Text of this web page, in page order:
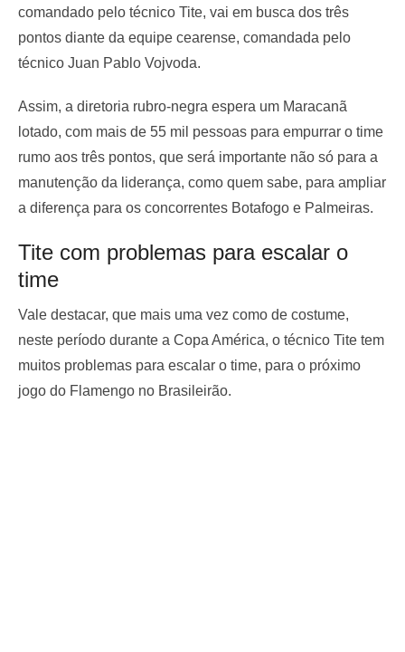
comandado pelo técnico Tite, vai em busca dos três
pontos diante da equipe cearense, comandada pelo
técnico Juan Pablo Vojvoda.
Assim, a diretoria rubro-negra espera um Maracanã
lotado, com mais de 55 mil pessoas para empurrar o time
rumo aos três pontos, que será importante não só para a
manutenção da liderança, como quem sabe, para ampliar
a diferença para os concorrentes Botafogo e Palmeiras.
Tite com problemas para escalar o
time
Vale destacar, que mais uma vez como de costume,
neste período durante a Copa América, o técnico Tite tem
muitos problemas para escalar o time, para o próximo
jogo do Flamengo no Brasileirão.